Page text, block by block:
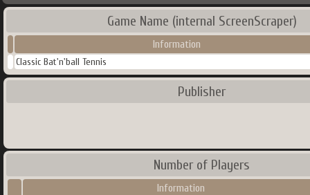
Game Name (internal ScreenScraper)
Information
Classic Bat'n'ball Tennis
Publisher
Number of Players
Information